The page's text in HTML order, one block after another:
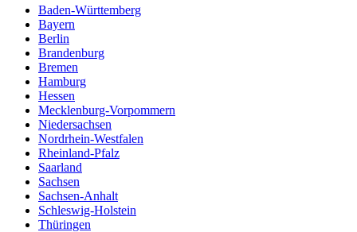
Baden-Württemberg
Bayern
Berlin
Brandenburg
Bremen
Hamburg
Hessen
Mecklenburg-Vorpommern
Niedersachsen
Nordrhein-Westfalen
Rheinland-Pfalz
Saarland
Sachsen
Sachsen-Anhalt
Schleswig-Holstein
Thüringen